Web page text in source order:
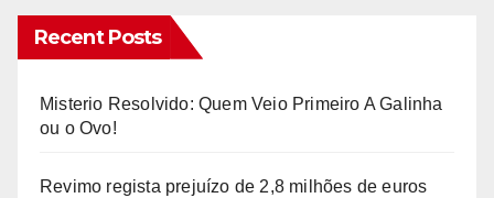
Recent Posts
Misterio Resolvido: Quem Veio Primeiro A Galinha
ou o Ovo!
Revimo regista prejuízo de 2,8 milhões de euros